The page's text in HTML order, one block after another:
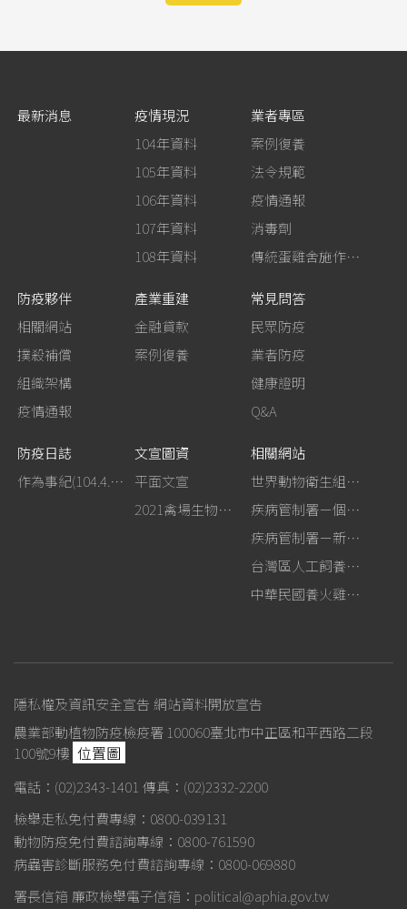
最新消息
疫情現況
104年資料
105年資料
106年資料
107年資料
108年資料
業者專區
案例復養
法令規範
疫情通報
消毒劑
傳統蛋雞舍施作生石灰消毒
防疫夥伴
相關網站
撲殺補償
組織架構
疫情通報
產業重建
金融貸款
案例復養
常見問答
民眾防疫
業者防疫
健康證明
Q&A
防疫日誌
作為事紀(104.4.13行政院新聞傳播處彙整)
文宣圖資
平面文宣
2021禽場生物安全手冊
相關網站
世界動物衛生組織－禽流感網站
疾病管制署－個人防護裝備使用建議
疾病管制署－新型A型流感專區
台灣區人工飼養鴕鳥協會
中華民國養火雞協會
隱私權及資訊安全宣告 網站資料開放宣告
農業部動植物防疫檢疫署 100060臺北市中正區和平西路二段
100號9樓 位置圖
電話：(02)2343-1401 傳真：(02)2332-2200
檢舉走私免付費專線：0800-039131
動物防疫免付費諮詢專線：0800-761590
病蟲害診斷服務免付費諮詢專線：0800-069880
署長信箱 廉政檢舉電子信箱：political@aphia.gov.tw